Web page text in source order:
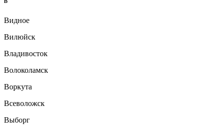
Видное
Вилюйск
Владивосток
Волоколамск
Воркута
Всеволожск
Выборг